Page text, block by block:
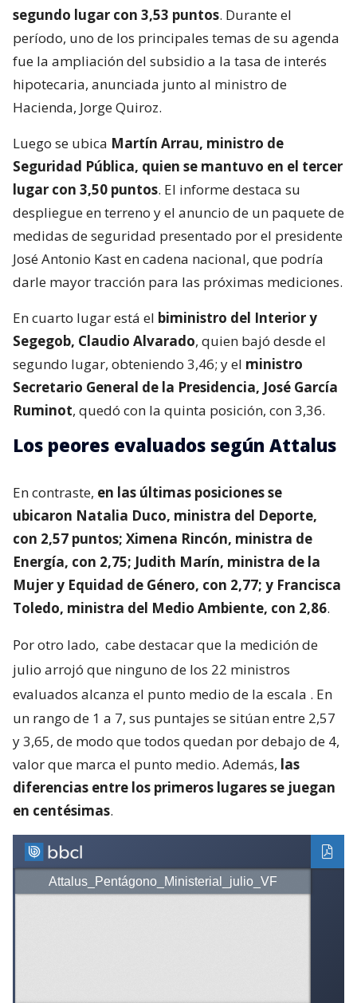
segundo lugar con 3,53 puntos. Durante el
período, uno de los principales temas de su agenda
fue la ampliación del subsidio a la tasa de interés
hipotecaria, anunciada junto al ministro de
Hacienda, Jorge Quiroz.
Luego se ubica Martín Arrau, ministro de
Seguridad Pública, quien se mantuvo en el tercer
lugar con 3,50 puntos. El informe destaca su
despliegue en terreno y el anuncio de un paquete de
medidas de seguridad presentado por el presidente
José Antonio Kast en cadena nacional, que podría
darle mayor tracción para las próximas mediciones.
En cuarto lugar está el biministro del Interior y
Segegob, Claudio Alvarado, quien bajó desde el
segundo lugar, obteniendo 3,46; y el ministro
Secretario General de la Presidencia, José García
Ruminot, quedó con la quinta posición, con 3,36.
Los peores evaluados según Attalus
En contraste, en las últimas posiciones se
ubicaron Natalia Duco, ministra del Deporte,
con 2,57 puntos; Ximena Rincón, ministra de
Energía, con 2,75; Judith Marín, ministra de la
Mujer y Equidad de Género, con 2,77; y Francisca
Toledo, ministra del Medio Ambiente, con 2,86.
Por otro lado, cabe destacar que la medición de
julio arrojó que ninguno de los 22 ministros
evaluados alcanza el punto medio de la escala . En
un rango de 1 a 7, sus puntajes se sitúan entre 2,57
y 3,65, de modo que todos quedan por debajo de 4,
valor que marca el punto medio. Además, las
diferencias entre los primeros lugares se juegan
en centésimas.